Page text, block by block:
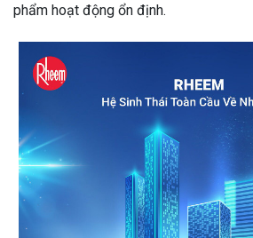
phẩm hoạt động ổn định.